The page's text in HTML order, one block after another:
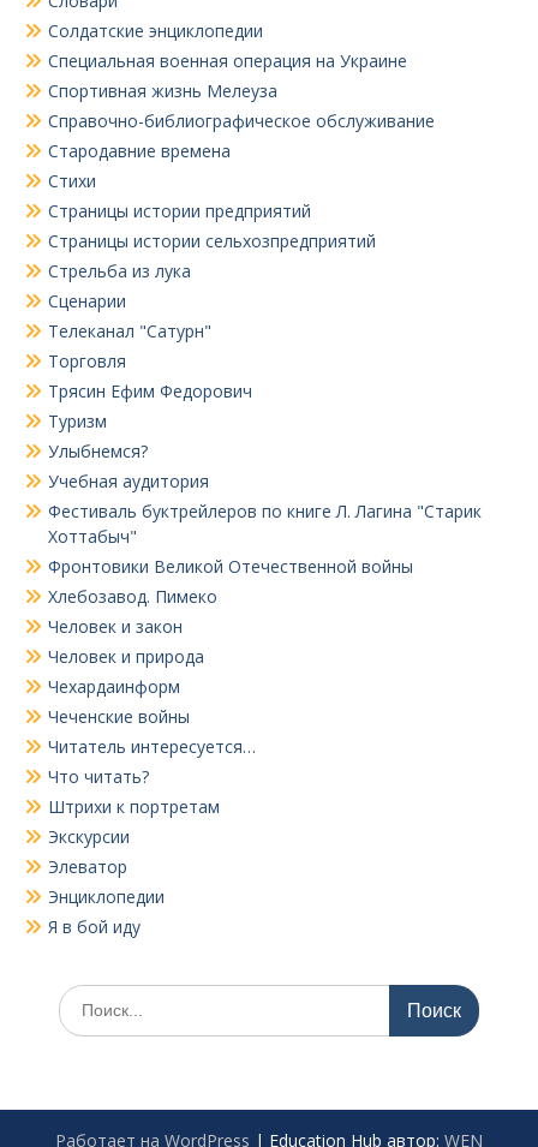
Солдатские энциклопедии
Специальная военная операция на Украине
Спортивная жизнь Мелеуза
Справочно-библиографическое обслуживание
Стародавние времена
Стихи
Страницы истории предприятий
Страницы истории сельхозпредприятий
Стрельба из лука
Сценарии
Телеканал "Сатурн"
Торговля
Трясин Ефим Федорович
Туризм
Улыбнемся?
Учебная аудитория
Фестиваль буктрейлеров по книге Л. Лагина "Старик
Хоттабыч"
Фронтовики Великой Отечественной войны
Хлебозавод. Пимеко
Человек и закон
Человек и природа
Чехардаинформ
Чеченские войны
Читатель интересуется…
Что читать?
Штрихи к портретам
Экскурсии
Элеватор
Энциклопедии
Я в бой иду
Поиск
по:
Работает на WordPress | Education Hub автор: WEN